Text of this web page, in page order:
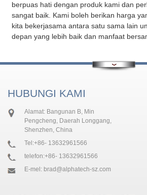
berpuas hati dengan produk kami dan
sangat baik. Kami boleh berikan harga
kita bekerjasama antara satu sama lain
depan yang lebih baik dan manfaat
HUBUNGI KAMI
Alamat: Bangunan B, Min
Pengcheng, Daerah Longgang,
Shenzhen, China
Tel:+86- 13632961566
telefon:+86- 13632961566
E-mel: brad@alphatech-sz.com